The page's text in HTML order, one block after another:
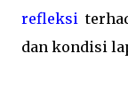
refleksi
dan kondisi